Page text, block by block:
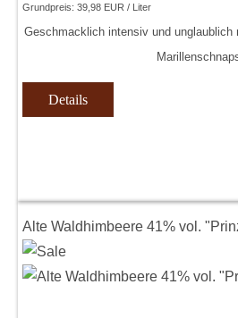
Grundpreis: 39,98 EUR / Liter
Geschmacklich intensiv und unglaublich
Details
Alte Waldhimbeere 41% vol.